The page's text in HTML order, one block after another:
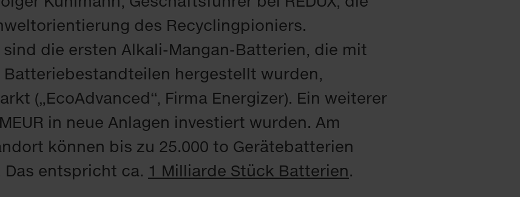
des Recyclingpioniers.
die ersten Alkali-Mangan-Batterien, die mit
Batteriebestandteilen hergestellt wurden,
(„EcoAdvanced“, Firma Energizer). Ein weiterer
in neue Anlagen investiert wurden. Am
können bis zu 25.000 to Gerätebatterien
entspricht ca. 1 Milliarde Stück Batterien.